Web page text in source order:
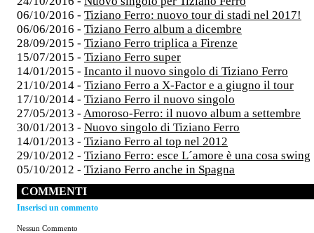
06/10/2016 - Tiziano Ferro: nuovo tour di stadi nel 2017!
06/06/2016 - Tiziano Ferro album a dicembre
28/09/2015 - Tiziano Ferro triplica a Firenze
15/07/2015 - Tiziano Ferro super
14/01/2015 - Incanto il nuovo singolo di Tiziano Ferro
21/10/2014 - Tiziano Ferro a X-Factor e a giugno il tour
17/10/2014 - Tiziano Ferro il nuovo singolo
27/05/2013 - Amoroso-Ferro: il nuovo album a settembre
30/01/2013 - Nuovo singolo di Tiziano Ferro
14/01/2013 - Tiziano Ferro al top nel 2012
29/10/2012 - Tiziano Ferro: esce L´amore è una cosa swing
05/10/2012 - Tiziano Ferro anche in Spagna
COMMENTI
Inserisci un commento
Nessun Commento